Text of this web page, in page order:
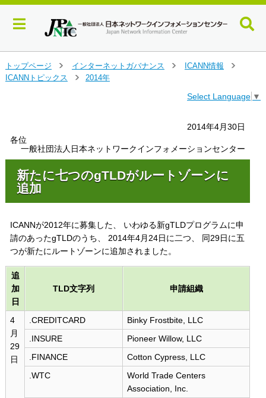
イ
へ
トップページ
＞
インターネットガバナンス
ICANN情報
ICANNトピックス
2014年
Select Language ▼
2014年4月30日
各位
一般社団法人日本ネットワークインフォメーションセンター
新たに七つのgTLDがルートゾーンに
追加
ICANNが2012年に募集した、 いわゆる新gTLDプログラムに申
請のあったgTLDのうち、 2014年4月24日に二つ、 同29日に五
つが新たにルートゾーンに追加されました。
追
加
日
TLD文字列 申請組織
4
月
29
日
.CREDITCARD
Binky Frostbite, LLC
.INSURE
Pioneer Willow, LLC
.FINANCE
Cotton Cypress, LLC
.WTC
World Trade Centers
Association, Inc.